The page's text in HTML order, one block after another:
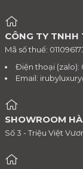
CÔNG TY TNHH
Mã số thuế:
Điện thoại (zalo):
Email:
SHOWROOM
Số 3 - Triệu Việt